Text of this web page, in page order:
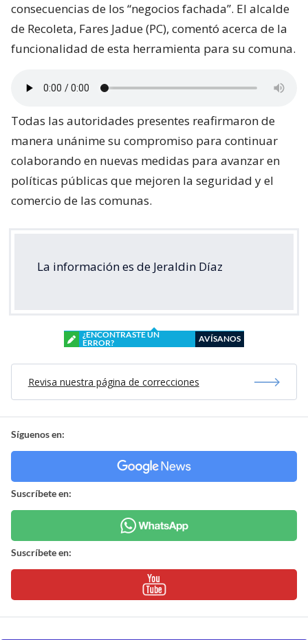
consecuencias de los “negocios fachada”. El alcalde
de Recoleta, Fares Jadue (PC), comentó acerca de la
funcionalidad de esta herramienta para su comuna.
Todas las autoridades presentes reafirmaron de
manera unánime su compromiso para continuar
colaborando en nuevas medidas para avanzar en
políticas públicas que mejoren la seguridad y el
comercio de las comunas.
La información es de Jeraldin Díaz
¿ENCONTRASTE UN
ERROR?
AVÍSANOS
Revisa nuestra página de correcciones
Síguenos en:
Suscríbete en:
Suscríbete en: